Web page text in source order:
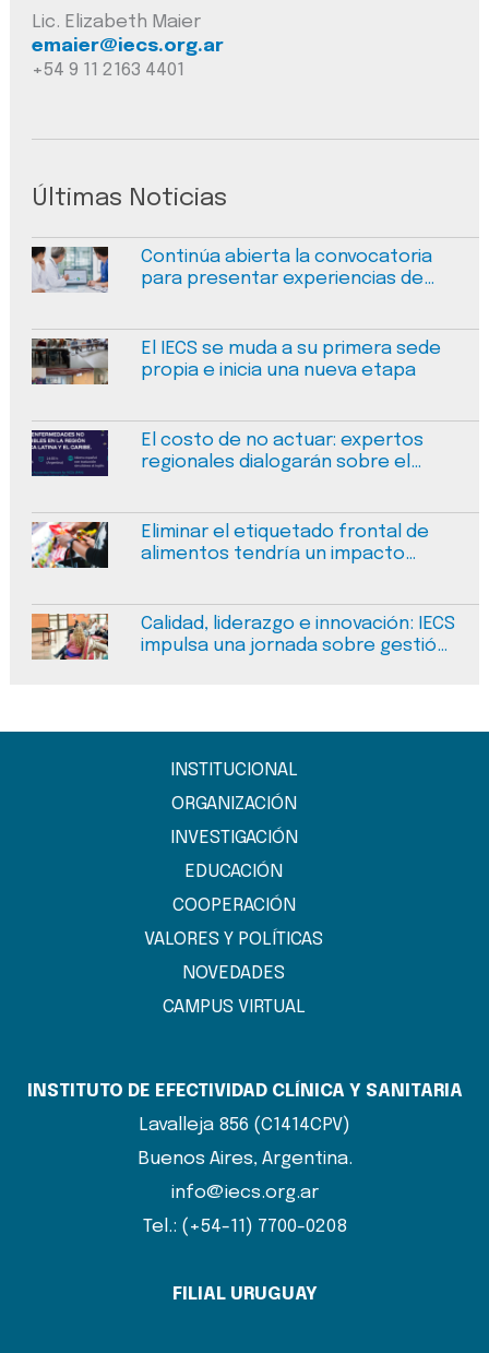
Lic. Elizabeth Maier
emaier@iecs.org.ar
+54 9 11 2163 4401
Últimas Noticias
Continúa abierta la convocatoria
para presentar experiencias de
El IECS se muda a su primera sede
propia e inicia una nueva etapa
El costo de no actuar: expertos
regionales dialogarán sobre el
Eliminar el etiquetado frontal de
alimentos tendría un impacto
Calidad, liderazgo e innovación: IECS
impulsa una jornada sobre gestión
INSTITUCIONAL
ORGANIZACIÓN
INVESTIGACIÓN
EDUCACIÓN
COOPERACIÓN
VALORES Y POLÍTICAS
NOVEDADES
CAMPUS VIRTUAL
INSTITUTO DE EFECTIVIDAD CLÍNICA Y SANITARIA
Lavalleja 856 (C1414CPV)
Buenos Aires, Argentina.
info@iecs.org.ar
Tel.: (+54-11) 7700-0208
FILIAL URUGUAY